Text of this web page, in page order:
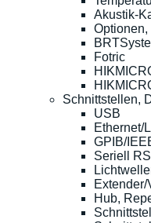
Akustik-
Fotric
Schnittstellen,
USB
Ethernet/
GPIB/
Seriell
Hub,